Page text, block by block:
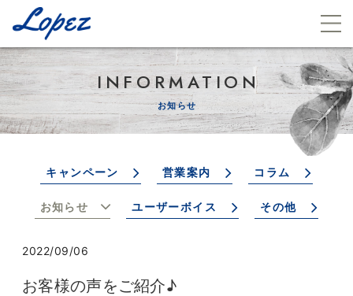
INFORMATION
お知らせ
キャンペーン 営業案内 コラム
お知らせ ユーザーボイス その他
2022/09/06
お客様の声をご紹介♪